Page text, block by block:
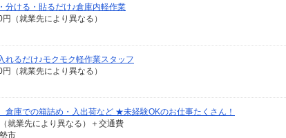
分ける・貼るだけ♪倉庫内軽作業
（就業先により異なる）
れるだけ♪モクモク軽作業スタッフ
（就業先により異なる）
倉庫での箱詰め・入出荷など ★未経験OKのお仕事たくさん！
就業先により異なる）＋交通費
市